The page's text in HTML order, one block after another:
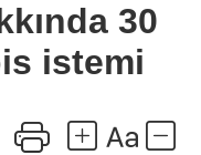
30
istemi